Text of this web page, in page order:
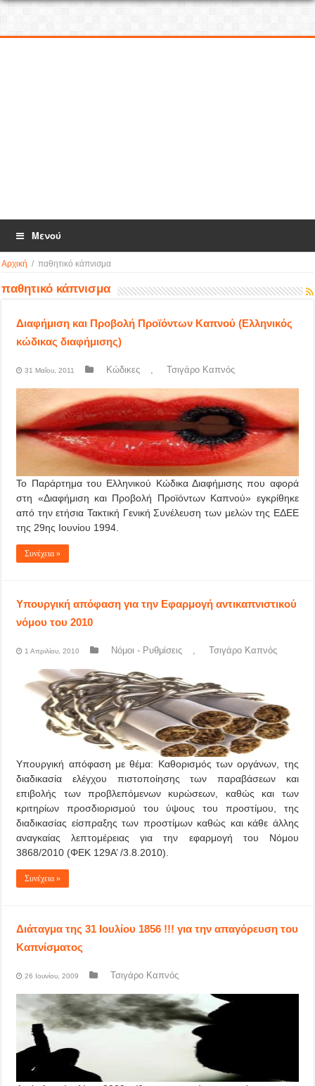
Μενού
Αρχική / παθητικό κάπνισμα
παθητικό κάπνισμα
Διαφήμιση και Προβολή Προϊόντων Καπνού (Ελληνικός
κώδικας διαφήμισης)
31 Μαΐου, 2011 Κώδικες , Τσιγάρο Καπνός
Το Παράρτημα του Ελληνικού Κώδικα Διαφήμισης που αφορά
στη «Διαφήμιση και Προβολή Προϊόντων Καπνού» εγκρίθηκε
από την ετήσια Τακτική Γενική Συνέλευση των μελών της ΕΔΕΕ
της 29ης Ιουνίου 1994.
Συνέχεια »
Υπουργική απόφαση για την Εφαρμογή αντικαπνιστικού
νόμου του 2010
1 Απριλίου, 2010 Νόμοι - Ρυθμίσεις , Τσιγάρο Καπνός
Υπουργική απόφαση με θέμα: Καθορισμός των οργάνων, της
διαδικασία ελέγχου πιστοποίησης των παραβάσεων και
επιβολής των προβλεπόμενων κυρώσεων, καθώς και των
κριτηρίων προσδιορισμού του ύψους του προστίμου, της
διαδικασίας είσπραξης των προστίμων καθώς και κάθε άλλης
αναγκαίας λεπτομέρειας για την εφαρμογή του Νόμου
3868/2010 (ΦΕΚ 129Α’ /3.8.2010).
Συνέχεια »
Διάταγμα της 31 Ιουλίου 1856 !!! για την απαγόρευση του
Καπνίσματος
26 Ιουνίου, 2009 Τσιγάρο Καπνός